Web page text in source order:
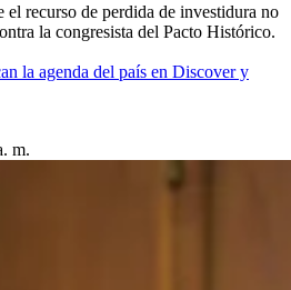
recurso de perdida de investidura no
la congresista del Pacto Histórico.
la agenda del país en Discover y
m.